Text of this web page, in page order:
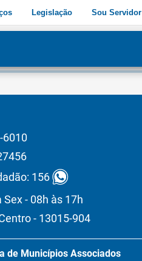
Legislação Sou Servidor
6010
156
- 08h às 17h
- 13015-904
de Municípios Associados